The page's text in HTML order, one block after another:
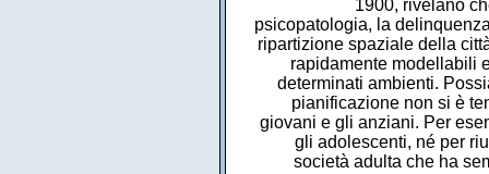
1900, rivelano
psicopatologia, la
ripartizione spaziale della
rapidamente modellabili
determinati ambienti.
pianificazione non si è
giovani e gli anziani. Per
gli adolescenti, né per
società adulta che ha